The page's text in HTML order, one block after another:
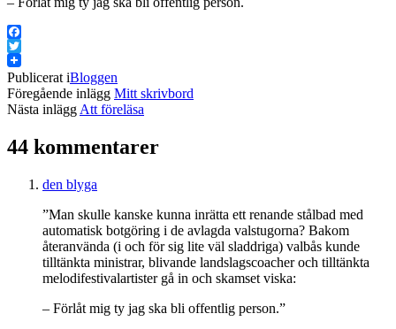
Facebook
Twitter
Publicerat iBloggen
Föregående inlägg Mitt skrivbord
Nästa inlägg Att föreläsa
44 kommentarer
den blyga
”Man skulle kanske kunna inrätta ett renande stålbad med
automatisk botgöring i de avlagda valstugorna? Bakom
återanvända (i och för sig lite väl sladdriga) valbås kunde
tilltänkta ministrar, blivande landslagscoacher och tilltänkta
melodifestivalartister gå in och skamset viska:
– Förlåt mig ty jag ska bli offentlig person.”